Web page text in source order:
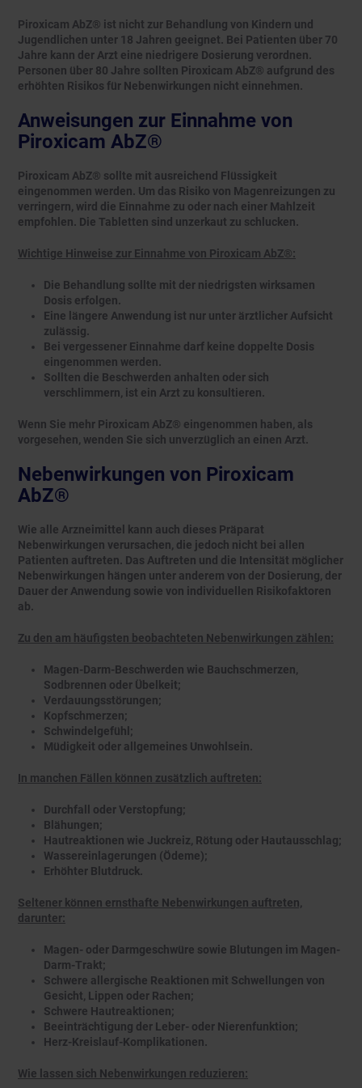
Piroxicam AbZ® ist nicht zur Behandlung von Kindern und
Jugendlichen unter 18 Jahren geeignet. Bei Patienten über 70
Jahre kann der Arzt eine niedrigere Dosierung verordnen.
Personen über 80 Jahre sollten Piroxicam AbZ® aufgrund des
erhöhten Risikos für Nebenwirkungen nicht einnehmen.
Anweisungen zur Einnahme von
Piroxicam AbZ®
Piroxicam AbZ® sollte mit ausreichend Flüssigkeit
eingenommen werden. Um das Risiko von Magenreizungen zu
verringern, wird die Einnahme zu oder nach einer Mahlzeit
empfohlen. Die Tabletten sind unzerkaut zu schlucken.
Wichtige Hinweise zur Einnahme von Piroxicam AbZ®:
Die Behandlung sollte mit der niedrigsten wirksamen
Dosis erfolgen.
Eine längere Anwendung ist nur unter ärztlicher Aufsicht
zulässig.
Bei vergessener Einnahme darf keine doppelte Dosis
eingenommen werden.
Sollten die Beschwerden anhalten oder sich
verschlimmern, ist ein Arzt zu konsultieren.
Wenn Sie mehr Piroxicam AbZ® eingenommen haben, als
vorgesehen, wenden Sie sich unverzüglich an einen Arzt.
Nebenwirkungen von Piroxicam
AbZ®
Wie alle Arzneimittel kann auch dieses Präparat
Nebenwirkungen verursachen, die jedoch nicht bei allen
Patienten auftreten. Das Auftreten und die Intensität möglicher
Nebenwirkungen hängen unter anderem von der Dosierung, der
Dauer der Anwendung sowie von individuellen Risikofaktoren
ab.
Zu den am häufigsten beobachteten Nebenwirkungen zählen:
Magen-Darm-Beschwerden wie Bauchschmerzen,
Sodbrennen oder Übelkeit;
Verdauungsstörungen;
Kopfschmerzen;
Schwindelgefühl;
Müdigkeit oder allgemeines Unwohlsein.
In manchen Fällen können zusätzlich auftreten:
Durchfall oder Verstopfung;
Blähungen;
Hautreaktionen wie Juckreiz, Rötung oder Hautausschlag;
Wassereinlagerungen (Ödeme);
Erhöhter Blutdruck.
Seltener können ernsthafte Nebenwirkungen auftreten,
darunter:
Magen- oder Darmgeschwüre sowie Blutungen im Magen-
Darm-Trakt;
Schwere allergische Reaktionen mit Schwellungen von
Gesicht, Lippen oder Rachen;
Schwere Hautreaktionen;
Beeinträchtigung der Leber- oder Nierenfunktion;
Herz-Kreislauf-Komplikationen.
Wie lassen sich Nebenwirkungen reduzieren: